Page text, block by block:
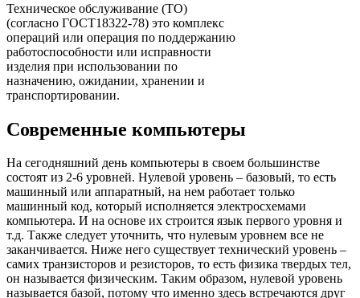
Техническое обслуживание (ТО)
(согласно ГОСТ18322-78) это комплекс
операций или операция по поддержанию
работоспособности или исправности
изделия при использовании по
назначению, ожидании, хранении и
транспортировании.
Современные компьютеры
На сегодняшний день компьютеры в своем большинстве
состоят из 2-6 уровней. Нулевой уровень – базовый, то есть
машинный или аппаратный, на нем работает только
машинный код, который исполняется электросхемами
компьютера. И на основе их строится язык первого уровня и
т.д. Также следует уточнить, что нулевым уровнем все не
заканчивается. Ниже него существует технический уровень –
самих транзисторов и резисторов, то есть физика твердых тел,
он называется физическим. Таким образом, нулевой уровень
называется базой, потому что именно здесь встречаются друг